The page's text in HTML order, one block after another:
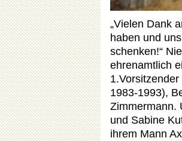
„Vielen Dank
haben und
schenken!“
ehrenamtlich
1983-1993),
Zimmermann.
und Sabine
ihrem Mann